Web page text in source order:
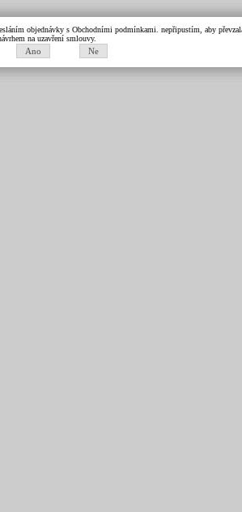
objednávky s Obchodními podmínkami. nepřipustím, aby
na uzavření smlouvy.
Ano Ne